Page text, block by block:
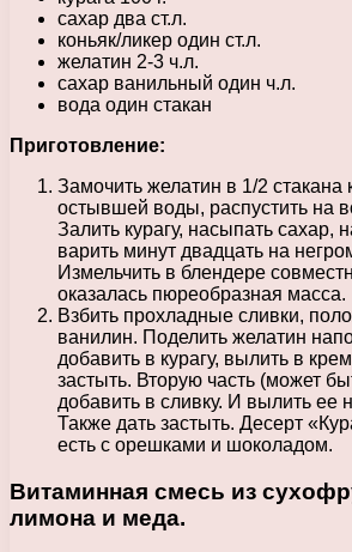
сахар два ст.л.
коньяк/ликер один ст.л.
желатин 2-3 ч.л.
сахар ванильный один ч.л.
вода один стакан
Приготовление:
Замочить желатин в 1/2 стакана
остывшей воды, распустить на
Залить курагу, насыпать сахар,
варить минут двадцать на
Измельчить в блендере
оказалась пюреобразная масса.
Взбить прохладные сливки,
ванилин. Поделить желатин
добавить в курагу, вылить в
застыть. Вторую часть (может
добавить в сливку. И вылить ее
Также дать застыть. Десерт
есть с орешками и шоколадом.
Витаминная смесь из
лимона и меда.